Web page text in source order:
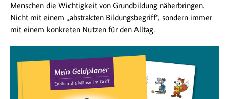
Menschen die Wichtigkeit von Grundbildung näherbringen.
Nicht mit einem „abstrakten Bildungsbegriff“, sondern immer
mit einem konkreten Nutzen für den Alltag.